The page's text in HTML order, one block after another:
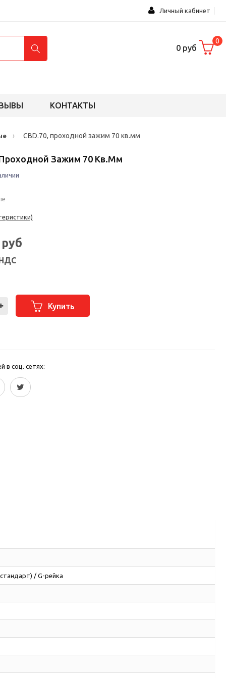
Личный кабинет
0 руб
0
КОНТАКТЫ
› CBD.70, проходной зажим 70 кв.мм
Проходной Зажим 70 Кв.мм
руб
Купить
в соц. сетях:
/ G-рейка